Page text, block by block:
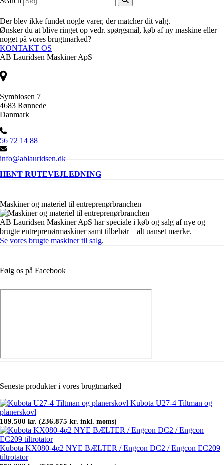
Der blev ikke fundet nogle varer, der matcher dit valg.
Ønsker du at blive ringet op vedr. spørgsmål, køb af ny maskine eller
noget på vores brugtmarked?
KONTAKT OS
AB Lauridsen Maskiner ApS
Symbiosen 7
4683 Rønnede
Danmark
56 72 14 88
info@ablauridsen.dk
HENT RUTEVEJLEDNING
Maskiner og materiel til entreprenørbranchen
AB Lauridsen Maskiner ApS har speciale i køb og salg af nye og
brugte entreprenørmaskiner samt tilbehør – alt uanset mærke.
Se vores brugte maskiner til salg.
Følg os på Facebook
Seneste produkter i vores brugtmarked
Kubota U27-4 Tiltman og
planerskovl
189.500 kr. (236.875 kr. inkl. moms)
Kubota KX080-4α2 NYE BÆLTER / Engcon DC2 / Engcon EC209
tiltrotator